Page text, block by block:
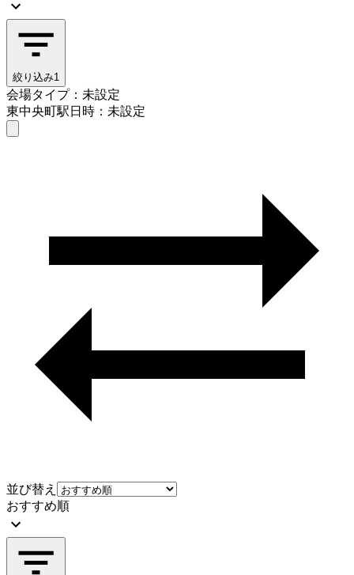
絞り込み1
会場タイプ：未設定
東中央町駅日時：未設定
並び替え
おすすめ順